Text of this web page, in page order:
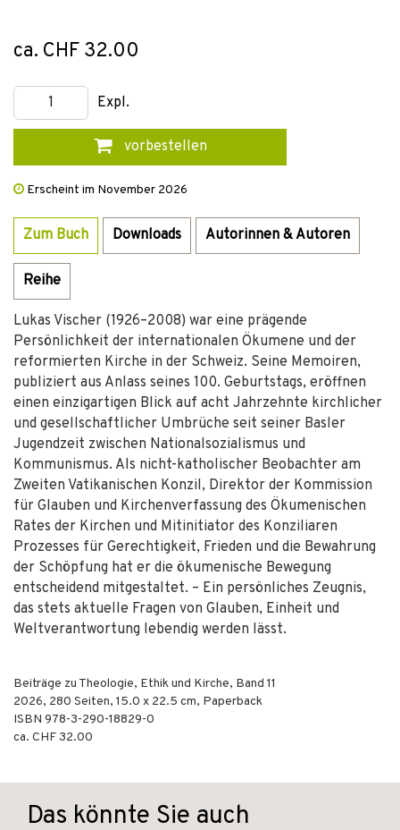
ca. CHF 32.00
Expl.
vorbestellen
Erscheint im November 2026
Zum Buch Downloads Autorinnen & Autoren
Reihe
Lukas Vischer (1926–2008) war eine prägende
Persönlichkeit der internationalen Ökumene und der
reformierten Kirche in der Schweiz. Seine Memoiren,
publiziert aus Anlass seines 100. Geburtstags, eröffnen
einen einzigartigen Blick auf acht Jahrzehnte kirchlicher
und gesellschaftlicher Umbrüche seit seiner Basler
Jugendzeit zwischen Nationalsozialismus und
Kommunismus. Als nicht-katholischer Beobachter am
Zweiten Vatikanischen Konzil, Direktor der Kommission
für Glauben und Kirchenverfassung des Ökumenischen
Rates der Kirchen und Mitinitiator des Konziliaren
Prozesses für Gerechtigkeit, Frieden und die Bewahrung
der Schöpfung hat er die ökumenische Bewegung
entscheidend mitgestaltet. – Ein persönliches Zeugnis,
das stets aktuelle Fragen von Glauben, Einheit und
Weltverantwortung lebendig werden lässt.
Beiträge zu Theologie, Ethik und Kirche, Band 11
2026, 280 Seiten, 15.0 x 22.5 cm, Paperback
ISBN 978-3-290-18829-0
ca. CHF 32.00
Das könnte Sie auch